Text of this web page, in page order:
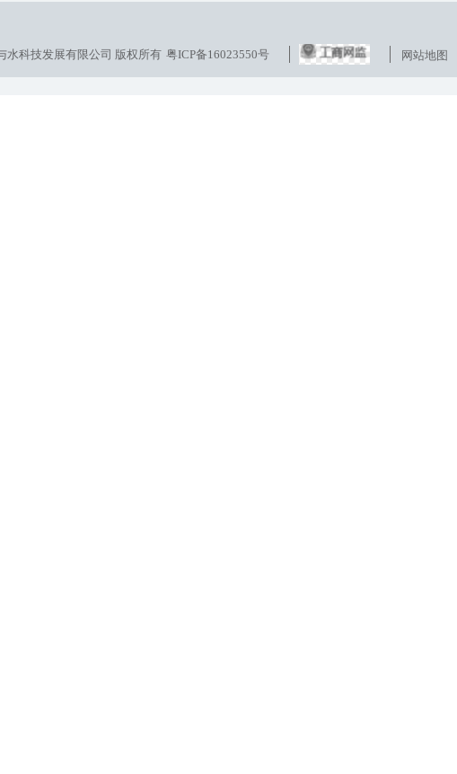
水科技发展有限公司 版权所有 粤ICP备16023550号 网站地图